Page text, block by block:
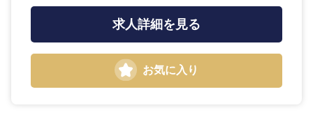
東海地方
求人詳細を見る
お気に入り